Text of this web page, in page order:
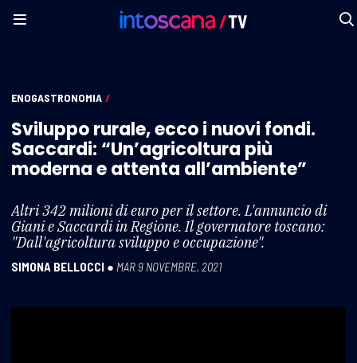
ENOGASTRONOMIA /
Sviluppo rurale, ecco i nuovi fondi.
Saccardi: “Un’agricoltura più
moderna e attenta all’ambiente”
Altri 342 milioni di euro per il settore. L'annuncio di
Giani e Saccardi in Regione. Il governatore toscano:
"Dall'agricoltura sviluppo e occupazione".
SIMONA BELLOCCI ● MAR 9 NOVEMBRE, 2021